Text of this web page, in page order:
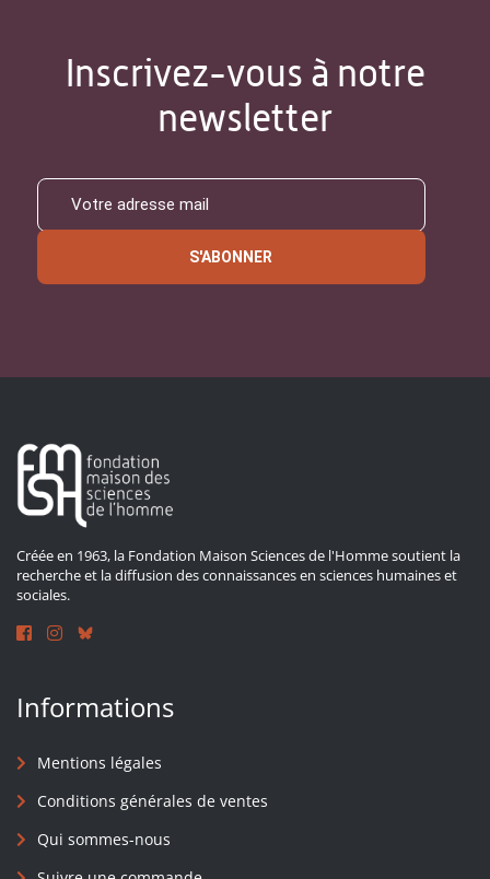
Inscrivez-vous à notre
newsletter
S'ABONNER
Créée en 1963, la Fondation Maison Sciences de l'Homme soutient la
recherche et la diffusion des connaissances en sciences humaines et
sociales.
Informations
Mentions légales
Conditions générales de ventes
Qui sommes-nous